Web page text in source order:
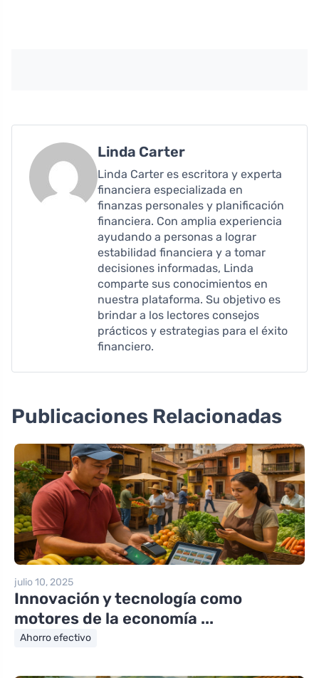
Linda Carter
Linda Carter es escritora y experta
financiera especializada en
finanzas personales y planificación
financiera. Con amplia experiencia
ayudando a personas a lograr
estabilidad financiera y a tomar
decisiones informadas, Linda
comparte sus conocimientos en
nuestra plataforma. Su objetivo es
brindar a los lectores consejos
prácticos y estrategias para el éxito
financiero.
Publicaciones Relacionadas
julio 10, 2025
Innovación y tecnología como
motores de la economía ...
Ahorro efectivo